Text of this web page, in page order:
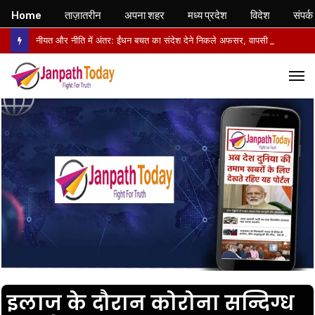
इलाज के दौरान कोरोना सन्दिग्ध
Home ताज़ातरीन अपना शहर मध्य प्रदेश विदेश संपर्क